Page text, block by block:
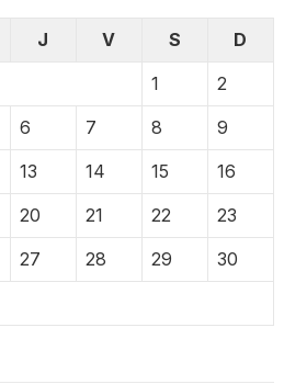
J V S
D
1
2
6 7 8
9
13 14 15
16
20 21 22
23
27 28 29
30